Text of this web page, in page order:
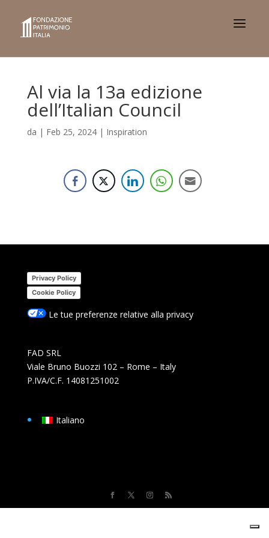
Al via la 13a edizione
dell’Italian Council
da | Feb 25, 2024| Inspiration
Privacy Policy
Cookie Policy
Le tue preferenze relative alla privacy
FAD SRL
Viale Bruno Buozzi 102 – Rome – Italy
P.IVA/C.F. 14081251002
Italiano